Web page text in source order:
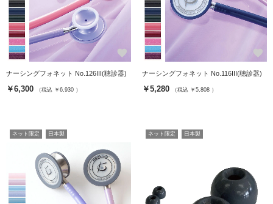
favorite
ナーシングフォネット No.126III(聴診器)
￥6,300 （税込 ￥6,930 ）
favorite
ナーシングフォネット No.116III(聴診器)
￥5,280 （税込 ￥5,808 ）
ネット限定 日本製 ネット限定 日本製